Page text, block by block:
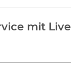
mit Live